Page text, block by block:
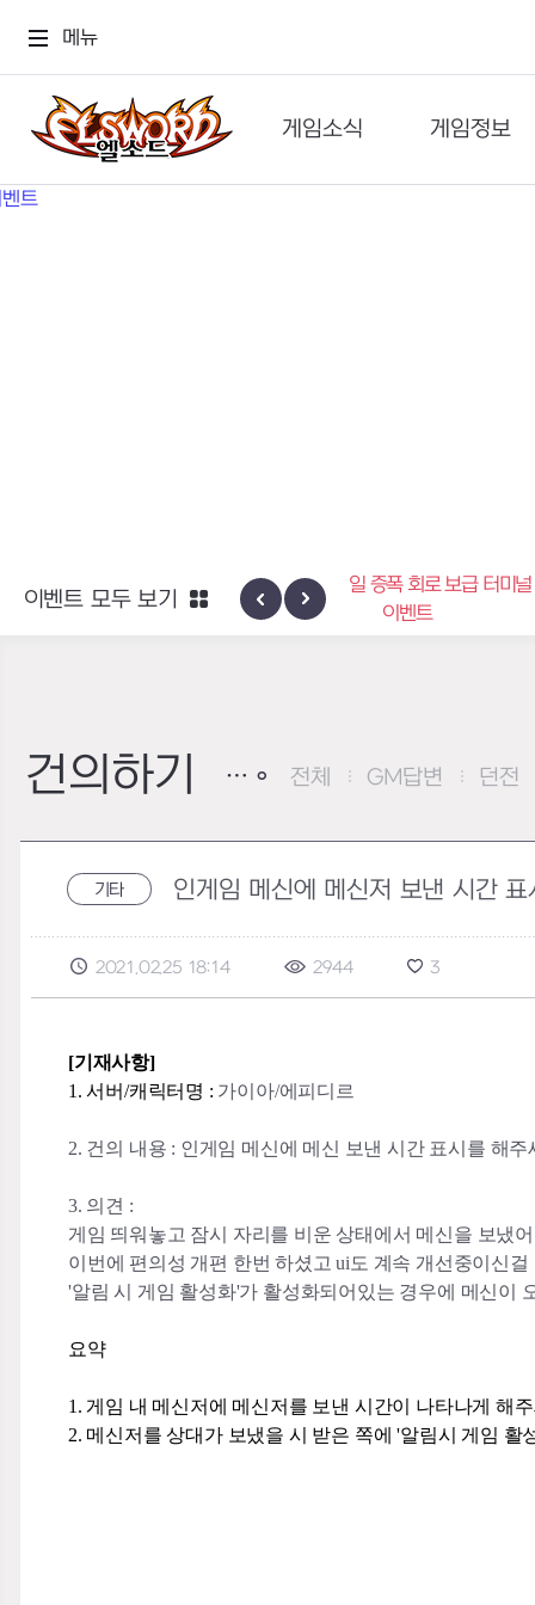
메뉴
게임소식
공지사항
게임정보
세계관
엑사스케일 증폭 회로 보급 터미널
이벤트
하이반의 엑
이벤트 모두 보기
건의하기 전체 GM답변 던전
기타 인게임 메신에 메신저 보낸 시간 표
2021.02.25 18:14 2944 3
[기재사항]
1. 서버/캐릭터명 : 가이아/에피디르
2. 건의 내용 : 인게임 메신에 메신 보낸 시간 표시를 해주
3. 의견 :
게임 띄워놓고 잠시 자리를 비운 상태에서 메신을 보냈
이번에 편의성 개편 한번 하셨고 ui도 계속 개선중이신
'알림 시 게임 활성화'가 활성화되어있는 경우에 메신이
요약
1. 게임 내 메신저에 메신저를 보낸 시간이 나타나게 해
2. 메신저를 상대가 보냈을 시 받은 쪽에 '알림시 게임